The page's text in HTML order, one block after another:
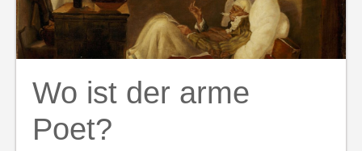
Wo ist der arme
Poet?